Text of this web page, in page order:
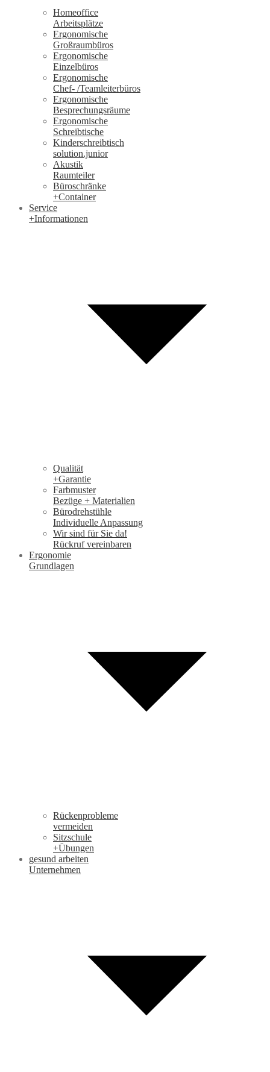
Homeoffice
Arbeitsplätze
Ergonomische
Großraumbüros
Ergonomische
Einzelbüros
Ergonomische
Chef- /Teamleiterbüros
Ergonomische
Besprechungsräume
Ergonomische
Schreibtische
Kinderschreibtisch
solution.junior
Akustik
Raumteiler
Büroschränke
+Container
Service
+Informationen
Qualität
+Garantie
Farbmuster
Bezüge + Materialien
Bürodrehstühle
Individuelle Anpassung
Wir sind für Sie da!
Rückruf vereinbaren
Ergonomie
Grundlagen
Rückenprobleme
vermeiden
Sitzschule
+Übungen
gesund arbeiten
Unternehmen